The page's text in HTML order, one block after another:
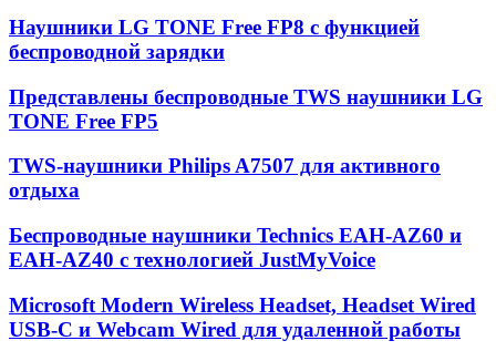
Наушники LG TONE Free FP8 с функцией
беспроводной зарядки
Представлены беспроводные TWS наушники LG
TONE Free FP5
TWS-наушники Philips A7507 для активного
отдыха
Беспроводные наушники Technics EAH-AZ60 и
EAH-AZ40 с технологией JustMyVoice
Microsoft Modern Wireless Headset, Headset Wired
USB-C и Webcam Wired для удаленной работы